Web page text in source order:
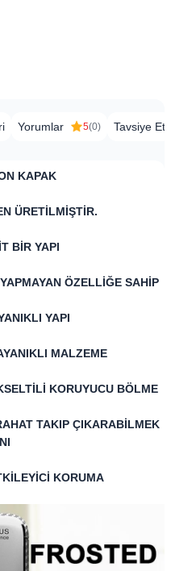
Yorumlar 5(0) Tavsiye Et
KAPAK
ÜRETİLMİŞTİR.
BİR YAPI
ÖZELLİĞE SAHİP
YAPI
MALZEME
KORUYUCU BÖLME
TAKIP ÇIKARABİLMEK
KORUMA